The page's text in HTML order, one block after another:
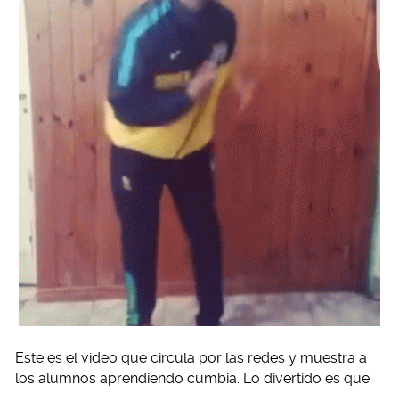
Este es el video que circula por las redes y muestra a
los alumnos aprendiendo cumbia. Lo divertido es que